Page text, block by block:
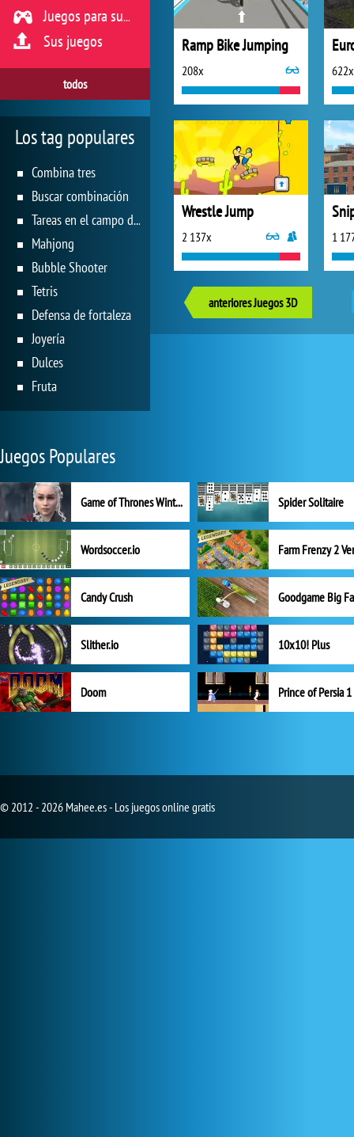
Ramp Bike Jumping
208x 622x
Wrestle Jump
2 137x 1
anteriores Juegos 3D
Juegos para sus reflejos
Sus juegos
todos
Los tag populares
Combina tres
Buscar combinación
Tareas en el campo de juego
Mahjong
Bubble Shooter
Tetris
Defensa de fortaleza
Joyería
Dulces
Fruta
Juegos Populares
Game of Thrones Winter is Coming Spider Solitaire
Wordsoccer.io
Candy Crush Goodgame Big
Slither.io 10x10! Plus
Doom Prince of Persia 1
© 2012 - 2026 Mahee.es - Los juegos online gratis